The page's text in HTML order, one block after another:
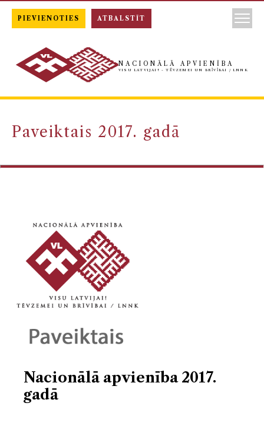
NACIONĀLĀ APVIENĪBA
VISU LATVIJAI! - TĒVZEMEI UN BRĪVĪBAI / LNNK
Paveiktais 2017. gadā
Nacionālā apvienība 2017.
gadā
PIEVIENOTIES ATBALSTĪT